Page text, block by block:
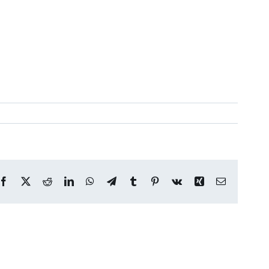
Facebook
X RedditLinkedInWhatsApp
TelegramTumblr Pinterest
Vk Xing Correo